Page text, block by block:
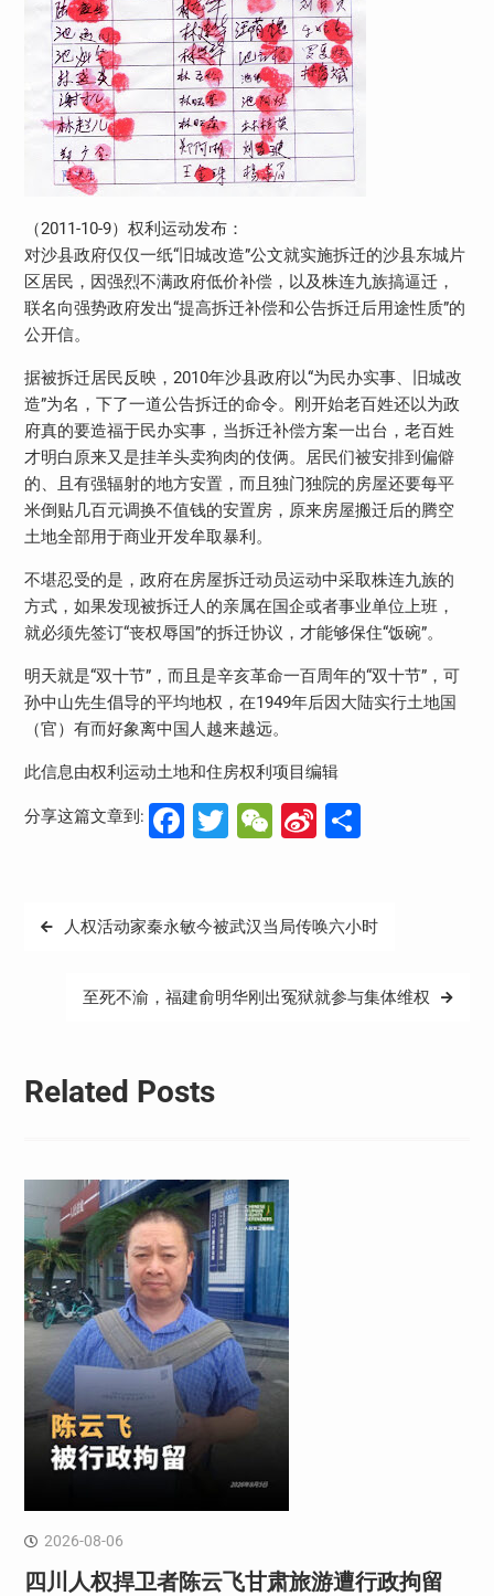
（2011-10-9）权利运动发布：
对沙县政府仅仅一纸“旧城改造”公文就实施拆迁的沙县东城片
区居民，因强烈不满政府低价补偿，以及株连九族搞逼迁，
联名向强势政府发出“提高拆迁补偿和公告拆迁后用途性质”的
公开信。
据被拆迁居民反映，2010年沙县政府以“为民办实事、旧城改
造”为名，下了一道公告拆迁的命令。刚开始老百姓还以为政
府真的要造福于民办实事，当拆迁补偿方案一出台，老百姓
才明白原来又是挂羊头卖狗肉的伎俩。居民们被安排到偏僻
的、且有强辐射的地方安置，而且独门独院的房屋还要每平
米倒贴几百元调换不值钱的安置房，原来房屋搬迁后的腾空
土地全部用于商业开发牟取暴利。
不堪忍受的是，政府在房屋拆迁动员运动中采取株连九族的
方式，如果发现被拆迁人的亲属在国企或者事业单位上班，
就必须先签订“丧权辱国”的拆迁协议，才能够保住“饭碗”。
明天就是“双十节”，而且是辛亥革命一百周年的“双十节”，可
孙中山先生倡导的平均地权，在1949年后因大陆实行土地国
（官）有而好象离中国人越来越远。
此信息由权利运动土地和住房权利项目编辑
分享这篇文章到: Facebook
Twitter
WeChat
Sina分
文
人权活动家秦永敏今被武汉当局传唤六小时
至死不渝，福建俞明华刚出冤狱就参与集体维权
Related Posts
2026-08-06
四川人权捍卫者陈云飞甘肃旅游遭行政拘留